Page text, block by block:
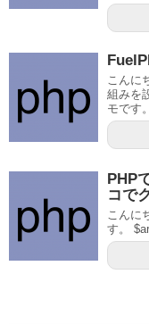
こんに
組みを
モです
PHP
コで
こんに
す。